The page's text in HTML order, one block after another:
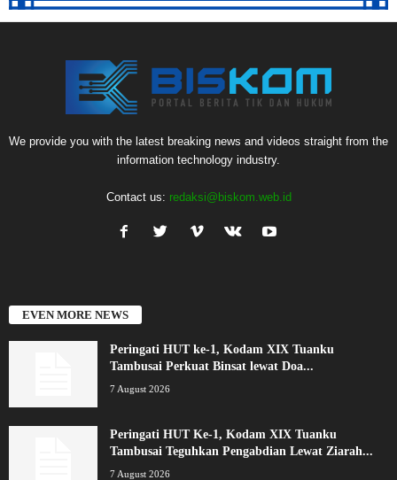
We provide you with the latest breaking news and videos straight from the
information technology industry.
Contact us: redaksi@biskom.web.id
EVEN MORE NEWS
Peringati HUT ke-1, Kodam XIX Tuanku
Tambusai Perkuat Binsat lewat Doa...
7 August 2026
Peringati HUT Ke-1, Kodam XIX Tuanku
Tambusai Teguhkan Pengabdian Lewat Ziarah...
7 August 2026